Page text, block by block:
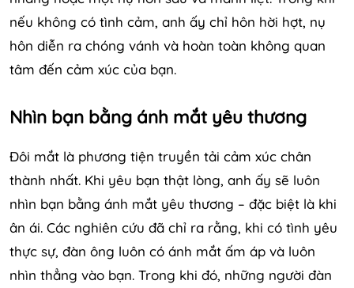
nếu không có tình cảm, anh ấy chỉ hôn hời hợt, nụ
hôn diễn ra chóng vánh và hoàn toàn không quan
tâm đến cảm xúc của bạn.
Nhìn bạn bằng ánh mắt yêu thương
Đôi mắt là phương tiện truyền tải cảm xúc chân
thành nhất. Khi yêu bạn thật lòng, anh ấy sẽ luôn
nhìn bạn bằng ánh mắt yêu thương – đặc biệt là khi
ân ái. Các nghiên cứu đã chỉ ra rằng, khi có tình yêu
thực sự, đàn ông luôn có ánh mắt ấm áp và luôn
nhìn thẳng vào bạn. Trong khi đó, những người đàn